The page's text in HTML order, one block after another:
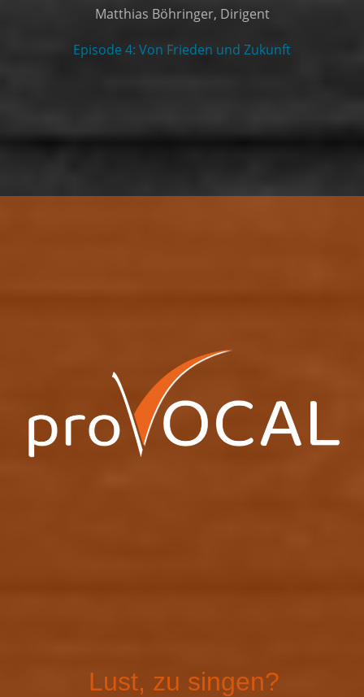
Matthias Böhringer, Dirigent
Episode 4: Von Frieden und Zukunft
Lust, zu singen?